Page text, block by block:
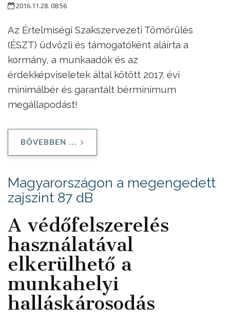
2016.11.28. 08:56
Az Értelmiségi Szakszervezeti Tömörülés
(ÉSZT) üdvözli és támogatóként aláírta a
kormány, a munkaadók és az
érdekképviseletek által kötött 2017. évi
minimálbér és garantált bérminimum
megállapodást!
BŐVEBBEN ...
Magyarországon a megengedett
zajszint 87 dB
A védőfelszerelés
használatával
elkerülhető a
munkahelyi
halláskárosodás